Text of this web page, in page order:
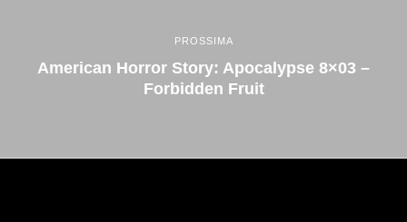
PROSSIMA
American Horror Story: Apocalypse 8×03 –
Forbidden Fruit